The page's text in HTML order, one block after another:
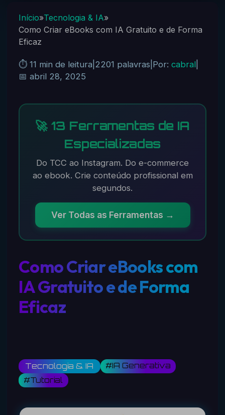
Início»Tecnologia & IA»
Como Criar eBooks com IA Gratuito e de Forma
Eficaz
⏱️ 11 min de leitura 2201 palavras Por: cabral|
📅 abril 28, 2025
🚀 13 Ferramentas de IA
Especializadas
Do TCC ao Instagram. Do e-commerce
ao ebook. Crie conteúdo profissional em
segundos.
Ver Todas as Ferramentas →
Como Criar eBooks com
IA Gratuito e de Forma
Eficaz
Tecnologia & IA
#IA Generativa
#Tutorial